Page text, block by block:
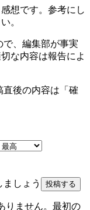
想です。参考にし
。
、編集部が事実
な内容は報告によ
後の内容は「確
しょう
投稿する
りません。最初の